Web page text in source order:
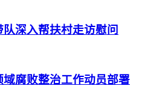
深入帮扶村走访慰问
腐败整治工作动员部署